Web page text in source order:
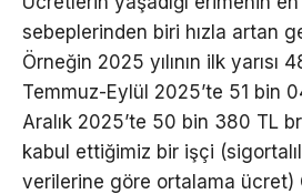
sebeplerinden biri hızla artan
Örneğin 2025 yılının ilk yarısı
Temmuz-Eylül 2025’te 51 bin
Aralık 2025’te 50 bin 380 TL
kabul ettiğimiz bir işçi
verilerine göre ortalama ücret)